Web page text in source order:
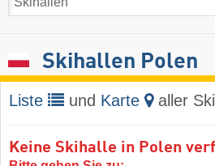
Skihallen Polen
Liste und Karte aller
Keine Skihalle in Polen